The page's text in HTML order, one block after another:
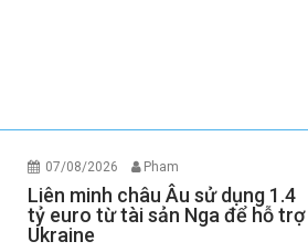
07/08/2026 Pham
Liên minh châu Âu sử dụng 1.4
tỷ euro từ tài sản Nga để hỗ trợ
Ukraine